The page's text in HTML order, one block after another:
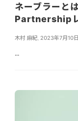
ネーブラー
Partnership
木村 麻紀 2023年7月10日
...